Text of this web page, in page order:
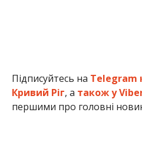
Підписуйтесь на Telegram
Кривий Ріг, а також у
першими про головні